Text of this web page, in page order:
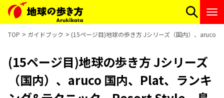
TOP ガイドブック (15ページ目)地球の歩き方 Jシリーズ（国内）、aruco
(15ページ目)地球の歩き方 Jシリーズ
（国内）、aruco 国内、Plat、ランキ